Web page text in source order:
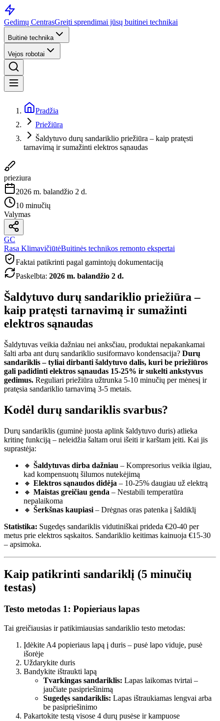
Gedimų CentrasGreiti sprendimai jūsų buitinei technikai
Buitinė technika
Vejos robotai
Pradžia
Priežiūra
Šaldytuvo durų sandariklio priežiūra – kaip pratęsti
tarnavimą ir sumažinti elektros sąnaudas
prieziura
2026 m. balandžio 2 d.
10 minučių
Valymas
GC
Rasa KlimavičiūtėBuitinės technikos remonto ekspertai
Faktai patikrinti pagal gamintojų dokumentaciją
Paskelbta: 2026 m. balandžio 2 d.
Šaldytuvo durų sandariklio priežiūra –
kaip pratęsti tarnavimą ir sumažinti
elektros sąnaudas
Šaldytuvas veikia dažniau nei anksčiau, produktai nepakankamai
šalti arba ant durų sandariklio susiformavo kondensacija? Durų
sandariklis – tyliai dirbanti šaldytuvo dalis, kuri be priežiūros
gali padidinti elektros sąnaudas 15-25% ir sukelti ankstyvus
gedimus. Reguliari priežiūra užtrunka 5-10 minučių per mėnesį ir
pratęsia sandariklio tarnavimą 3-5 metais.
Kodėl durų sandariklis svarbus?
Durų sandariklis (guminė juosta aplink šaldytuvo duris) atlieka
kritinę funkciją – neleidžia šaltam orui išeiti ir karštam įeiti. Kai jis
suprastėja:
🔸 Šaldytuvas dirba dažniau – Kompresorius veikia ilgiau,
kad kompensuotų šilumos nutekėjimą
🔸 Elektros sąnaudos didėja – 10-25% daugiau už elektrą
🔸 Maistas greičiau genda – Nestabili temperatūra
nepalaikoma
🔸 Šerkšnas kaupiasi – Drėgnas oras patenka į šaldiklį
Statistika: Sugedęs sandariklis vidutiniškai prideda €20-40 per
metus prie elektros sąskaitos. Sandariklio keitimas kainuoja €15-30
– apsimoka.
Kaip patikrinti sandariklį (5 minučių
testas)
Testo metodas 1: Popieriaus lapas
Tai greičiausias ir patikimiausias sandariklio testo metodas:
Įdėkite A4 popieriaus lapą į duris – pusė lapo viduje, pusė
išorėje
Uždarykite duris
Bandykite ištraukti lapą
Tvarkingas sandariklis: Lapas laikomas tvirtai –
jaučiate pasipriešinimą
Sugedęs sandariklis: Lapas ištraukiamas lengvai arba
be pasipriešinimo
Pakartokite testą visose 4 durų pusėse ir kampuose